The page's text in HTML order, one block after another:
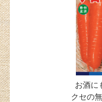
お酒に
クセの